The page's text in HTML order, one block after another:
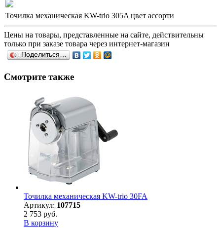
Точилка механическая KW-trio 305A цвет ассорти
Цены на товары, представленные на сайте, действительны
только при заказе товара через интернет-магазин
Поделиться…
Смотрите также
Точилка механическая KW-trio 30FA
Артикул: 107715
2 753 руб.
В корзину